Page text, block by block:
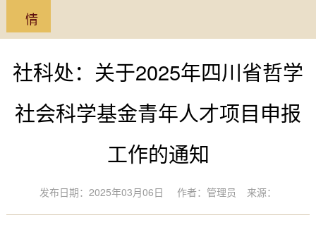
情
社科处：关于2025年四川省哲学
社会科学基金青年人才项目申报
工作的通知
发布日期：2025年03月06日 作者：管理员 来源：